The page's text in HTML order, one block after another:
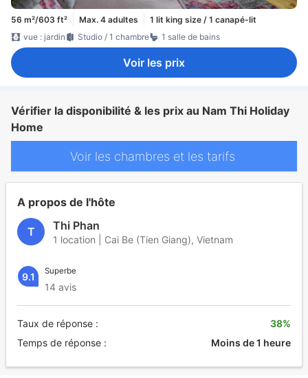
56 m²/603 ft² Max. 4 adultes
1 lit king size / 1 canapé-lit
vue : jardin
Studio / 1 chambre 1 salle de bains
Voir les prix
Vérifier la disponibilité & les prix au Nam Thi Holiday
Home
Voir les chambres et les tarifs
A propos de l'hôte
T Thi Phan
1 location | Cai Be (Tien Giang), Vietnam
9.1 Superbe
14 avis
Taux de réponse :
Temps de réponse :
38%
Moins de 1 heure